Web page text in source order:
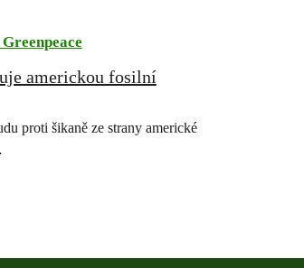
americkou fosilní
proti šikaně ze strany americké